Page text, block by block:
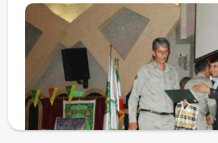
سفرها وبلاگ حساب من